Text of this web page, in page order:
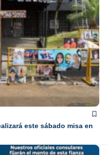
este sábado misa en